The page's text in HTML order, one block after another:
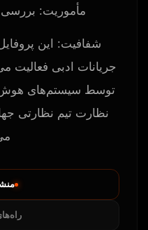
مأموریت: بررسی
شفافیت: این
جریانات ادبی
توسط سیستم‌های
نظارت تیم نظارتی